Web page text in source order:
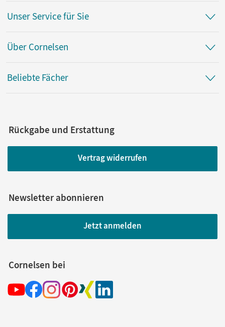
Unser Service für Sie
Über Cornelsen
Beliebte Fächer
Rückgabe und Erstattung
Vertrag widerrufen
Newsletter abonnieren
Jetzt anmelden
Cornelsen bei